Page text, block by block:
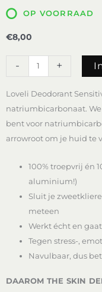
OP VOORRAAD
€8,00
-
Skin
aantal
+
Loveli Deodorant
natriumbicarbonaat.
bent voor
arrowroot om je huid te
100% troepvrij én
aluminium!)
Sluit je
meteen
Werkt écht en
Tegen stress-,
Navulbaar, dus
daarom the skin